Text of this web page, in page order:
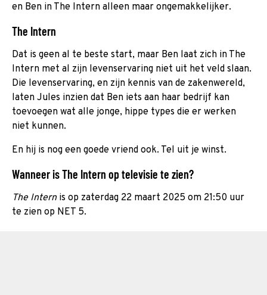
en Ben in The Intern alleen maar ongemakkelijker.
The Intern
Dat is geen al te beste start, maar Ben laat zich in The
Intern met al zijn levenservaring niet uit het veld slaan.
Die levenservaring, en zijn kennis van de zakenwereld,
laten Jules inzien dat Ben iets aan haar bedrijf kan
toevoegen wat alle jonge, hippe types die er werken
niet kunnen.
En hij is nog een goede vriend ook. Tel uit je winst.
Wanneer is The Intern op televisie te zien?
The Internis op zaterdag 22 maart 2025 om 21:50 uur
te zien op NET 5.